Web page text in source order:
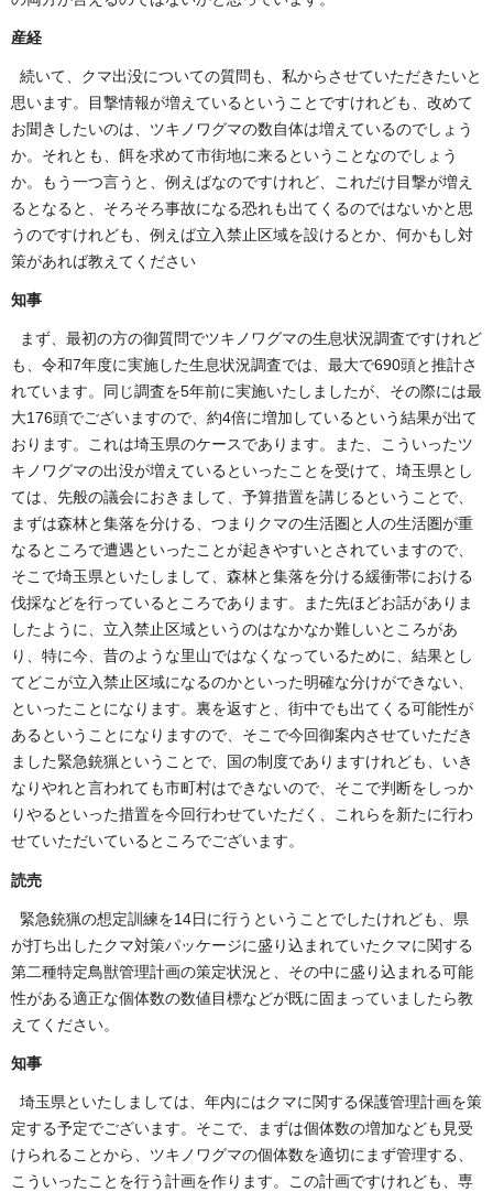
産経
続いて、クマ出没についての質問も、私からさせていただきたいと
思います。目撃情報が増えているということですけれども、改めて
お聞きしたいのは、ツキノワグマの数自体は増えているのでしょう
か。それとも、餌を求めて市街地に来るということなのでしょう
か。もう一つ言うと、例えばなのですけれど、これだけ目撃が増え
るとなると、そろそろ事故になる恐れも出てくるのではないかと思
うのですけれども、例えば立入禁止区域を設けるとか、何かもし対
策があれば教えてください
知事
まず、最初の方の御質問でツキノワグマの生息状況調査ですけれど
も、令和7年度に実施した生息状況調査では、最大で690頭と推計さ
れています。同じ調査を5年前に実施いたしましたが、その際には最
大176頭でございますので、約4倍に増加しているという結果が出て
おります。これは埼玉県のケースであります。また、こういったツ
キノワグマの出没が増えているといったことを受けて、埼玉県とし
ては、先般の議会におきまして、予算措置を講じるということで、
まずは森林と集落を分ける、つまりクマの生活圏と人の生活圏が重
なるところで遭遇といったことが起きやすいとされていますので、
そこで埼玉県といたしまして、森林と集落を分ける緩衝帯における
伐採などを行っているところであります。また先ほどお話がありま
したように、立入禁止区域というのはなかなか難しいところがあ
り、特に今、昔のような里山ではなくなっているために、結果とし
てどこが立入禁止区域になるのかといった明確な分けができない、
といったことになります。裏を返すと、街中でも出てくる可能性が
あるということになりますので、そこで今回御案内させていただき
ました緊急銃猟ということで、国の制度でありますけれども、いき
なりやれと言われても市町村はできないので、そこで判断をしっか
りやるといった措置を今回行わせていただく、これらを新たに行わ
せていただいているところでございます。
読売
緊急銃猟の想定訓練を14日に行うということでしたけれども、県
が打ち出したクマ対策パッケージに盛り込まれていたクマに関する
第二種特定鳥獣管理計画の策定状況と、その中に盛り込まれる可能
性がある適正な個体数の数値目標などが既に固まっていましたら教
えてください。
知事
埼玉県といたしましては、年内にはクマに関する保護管理計画を策
定する予定でございます。そこで、まずは個体数の増加なども見受
けられることから、ツキノワグマの個体数を適切にまず管理する、
こういったことを行う計画を作ります。この計画ですけれども、専